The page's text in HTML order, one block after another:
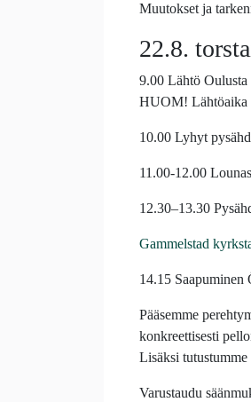
Muutokset ja
22.8.
9.00 Lähtö
HUOM! Lähtöaika
10.00 Lyhyt
11.00-12.00
12.30–13.30
Gammelstad
14.15
Pääsemme
konkreettisesti
Lisäksi
Varustaudu